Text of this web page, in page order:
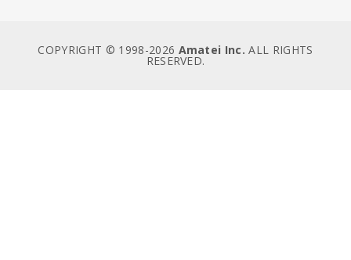
COPYRIGHT © 1998-2026 Amatei Inc. ALL RIGHTS
RESERVED.